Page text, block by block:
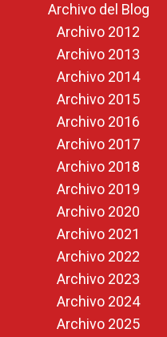
Archivo del Blog
Archivo 2012
Archivo 2013
Archivo 2014
Archivo 2015
Archivo 2016
Archivo 2017
Archivo 2018
Archivo 2019
Archivo 2020
Archivo 2021
Archivo 2022
Archivo 2023
Archivo 2024
Archivo 2025